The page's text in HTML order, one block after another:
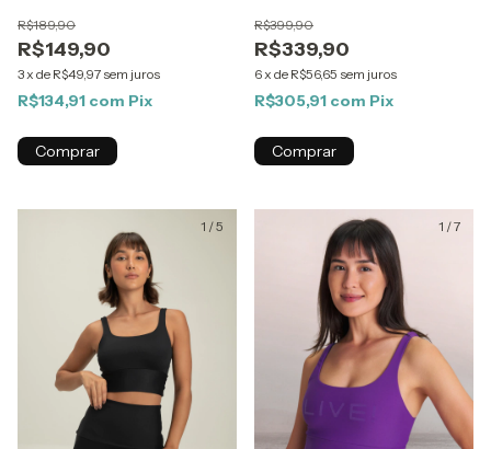
R$149,90
R$189,90
3x de R$49,97 sem juros
R$134,91 com Pix
Comprar
R$339,90
R$399,90
6x de R$56,65 sem juros
R$305,91 com Pix
Comprar
1 /5 1 /7